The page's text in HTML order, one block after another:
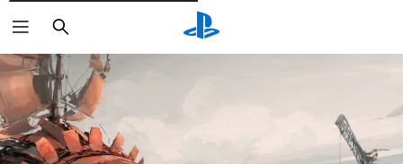
Rechercher